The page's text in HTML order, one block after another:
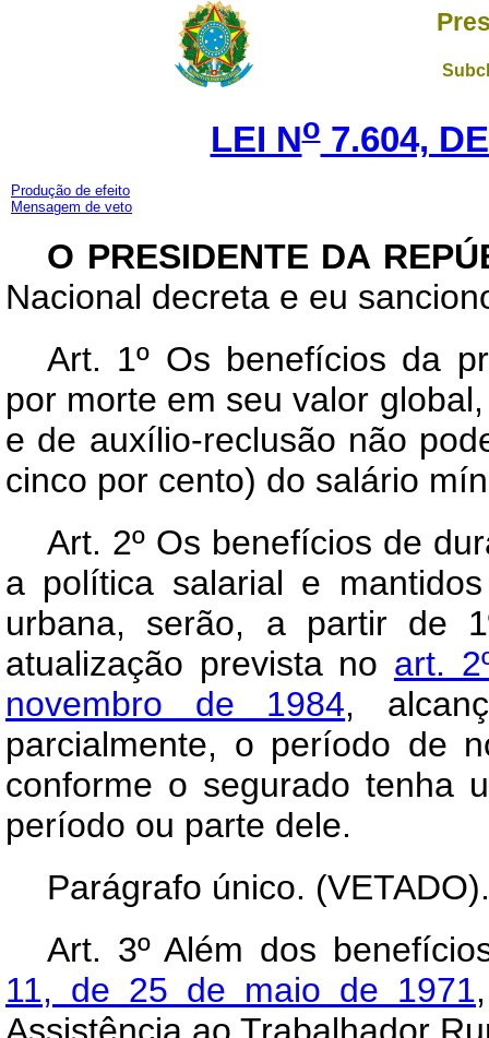
LEI No7.604,
Produção de efeito
Mensagem de veto
O PRESIDENTE DA
Nacional decreta e eu
Art. 1º Os benefícios da
por morte em seu valor
e de auxílio-reclusão não
cinco por cento) do salário
Art. 2º Os benefícios de
a política salarial e
urbana, serão, a partir de
atualização prevista no art.
novembro de 1984,
parcialmente, o período de
conforme o segurado tenha
período ou parte dele.
Parágrafo único. (VETADO).
Art. 3º Além dos
11, de 25 de maio de 1971